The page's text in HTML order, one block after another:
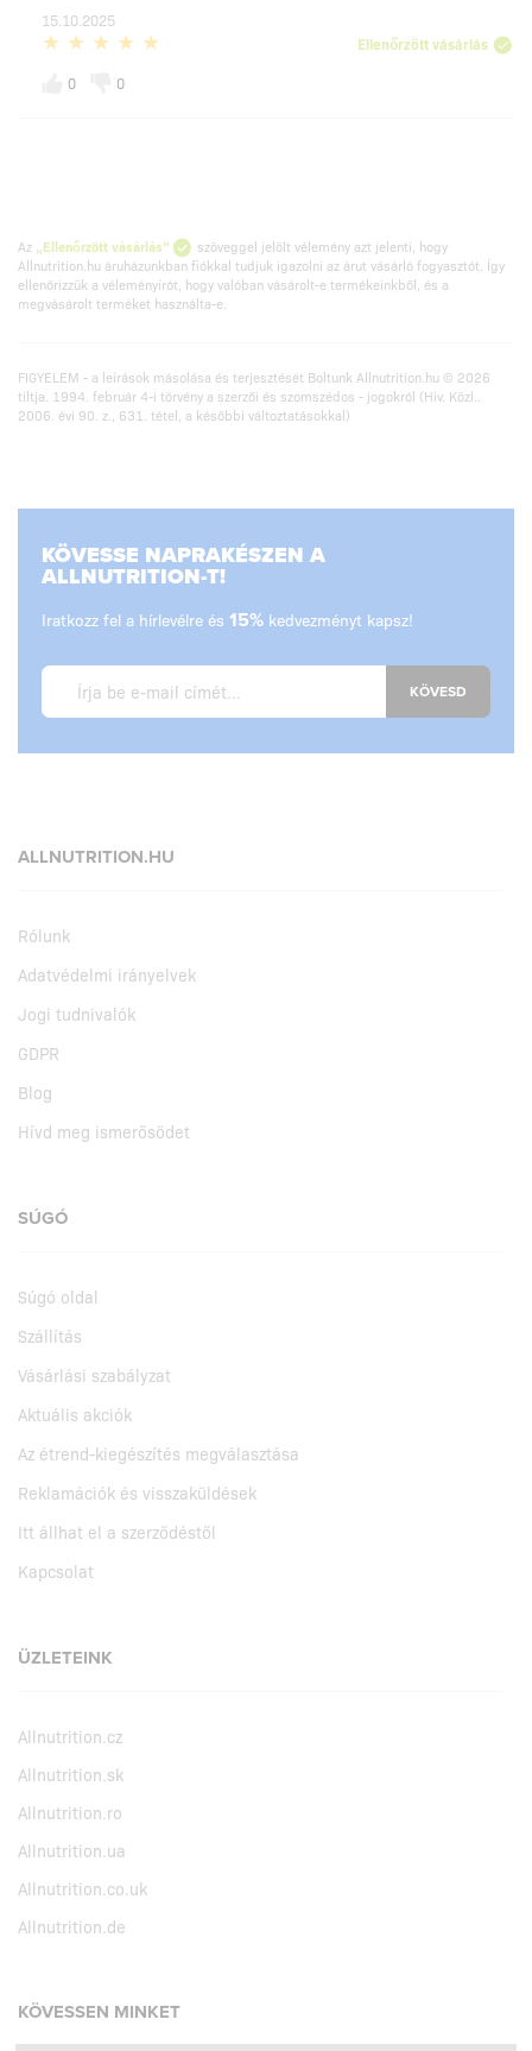
15.10.2025
Ellenőrzött vásárlás
0
0
Az „Ellenőrzött vásárlás”
szöveggel jelölt vélemény azt jelenti, hogy
Allnutrition.hu áruházunkban fiókkal tudjuk igazolni az árut vásárló fogyasztót. Így
ellenőrizzük a véleményírót, hogy valóban vásárolt-e termékeinkből, és a
megvásárolt terméket használta-e.
FIGYELEM - a leírások másolása és terjesztését Boltunk Allnutrition.hu © 2026
tiltja. 1994. február 4-i törvény a szerzői és szomszédos - jogokról (Hiv. Közl..
2006. évi 90. z., 631. tétel, a későbbi változtatásokkal)
KÖVESSE NAPRAKÉSZEN A
ALLNUTRITION-T!
Iratkozz fel a hírlevélre és 15% kedvezményt kapsz!
KÖVESD
ALLNUTRITION.HU
Rólunk
Adatvédelmi irányelvek
Jogi tudnivalók
GDPR
Blog
Hívd meg ismerősödet
SÚGÓ
Súgó oldal
Szállítás
Vásárlási szabályzat
Aktuális akciók
Az étrend-kiegészítés megválasztása
Reklamációk és visszaküldések
Itt állhat el a szerződéstől
Kapcsolat
ÜZLETEINK
Allnutrition.cz
Allnutrition.sk
Allnutrition.ro
Allnutrition.ua
Allnutrition.co.uk
Allnutrition.de
KÖVESSEN MINKET